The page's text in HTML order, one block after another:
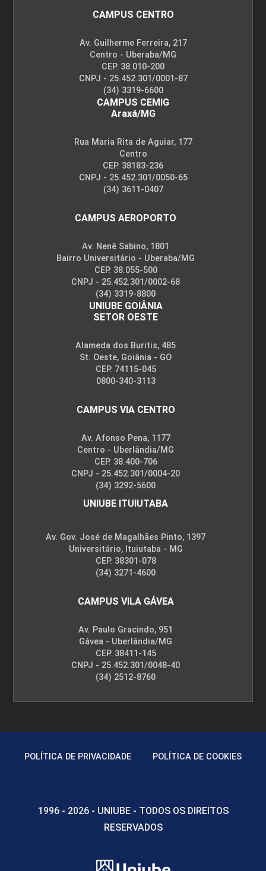
CAMPUS CENTRO
Av. Guilherme Ferreira, 217
Centro - Uberaba/MG
CEP. 38.010-200
CNPJ - 25.452.301/0001-87
(34) 3319-6600
CAMPUS CEMIG
Araxá/MG
Rua Maria Rita de Aguiar, 177
Centro
CEP. 38183-236
CNPJ - 25.452.301/0050-65
(34) 3611-0407
CAMPUS AEROPORTO
Av. Nenê Sabino, 1801
Bairro Universitário - Uberaba/MG
CEP. 38.055-500
CNPJ - 25.452.301/0002-68
(34) 3319-8800
UNIUBE GOIÂNIA
SETOR OESTE
Alameda dos Buritis, 485
St. Oeste, Goiânia - GO
CEP. 74115-045
0800-340-3113
CAMPUS VIA CENTRO
Av. Afonso Pena, 1177
Centro - Uberlândia/MG
CEP. 38.400-706
CNPJ - 25.452.301/0004-20
(34) 3292-5600
UNIUBE ITUIUTABA
Av. Gov. José de Magalhães Pinto, 1397
Universitário, Ituiutaba - MG
CEP. 38301-078
(34) 3271-4600
CAMPUS VILA GÁVEA
Av. Paulo Gracindo, 951
Gávea - Uberlândia/MG
CEP. 38411-145
CNPJ - 25.452.301/0048-40
(34) 2512-8760
POLÍTICA DE PRIVACIDADE POLÍTICA DE COOKIES
1996 - 2026 - UNIUBE - TODOS OS DIREITOS
RESERVADOS